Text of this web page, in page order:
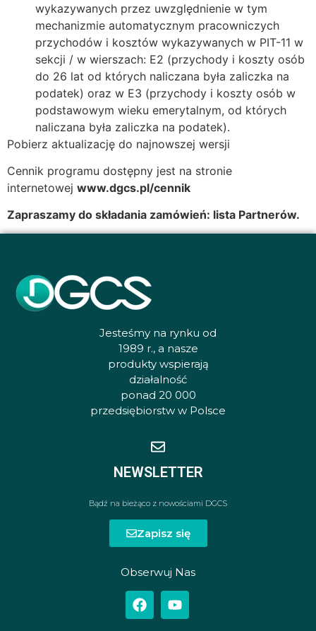
wykazywanych przez uwzględnienie w tym
mechanizmie automatycznym pracowniczych
przychodów i kosztów wykazywanych w PIT-11 w
sekcji / w wierszach: E2 (przychody i koszty osób
do 26 lat od których naliczana była zaliczka na
podatek) oraz w E3 (przychody i koszty osób w
podstawowym wieku emerytalnym, od których
naliczana była zaliczka na podatek).
Pobierz aktualizację do najnowszej wersji
Cennik programu dostępny jest na stronie
internetowej www.dgcs.pl/cennik
Zapraszamy do składania zamówień: lista Partnerów.
Jesteśmy na rynku od
1989 r., a nasze
produkty wspierają
działalność
ponad 20 000
przedsiębiorstw w Polsce
NEWSLETTER
Bądź na bieżąco z nowościami DGCS
Zapisz się
Obserwuj Nas